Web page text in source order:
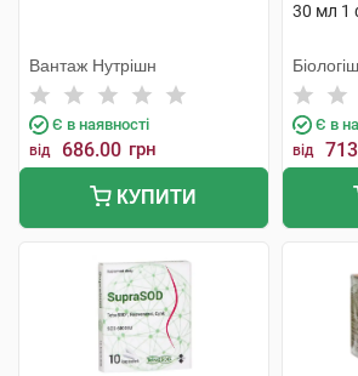
Вантаж Нутрішн
Є в наявності
від 686.00 грн
КУПИТИ
30 мл 1
Хеель
Є в
від